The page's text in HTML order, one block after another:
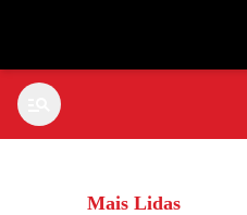
Mais Lidas